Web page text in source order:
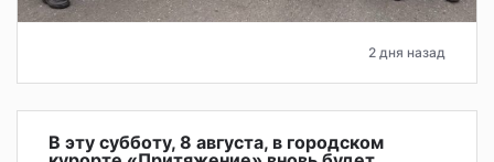
2 дня назад
В эту субботу, 8 августа, в городском